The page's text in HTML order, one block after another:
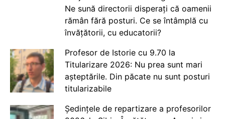
Ne sună directorii disperați că oamenii
rămân fără posturi. Ce se întâmplă cu
învățătorii, cu educatorii?
Profesor de Istorie cu 9.70 la
Titularizare 2026: Nu prea sunt mari
așteptările. Din păcate nu sunt posturi
titularizabile
Ședințele de repartizare a profesorilor